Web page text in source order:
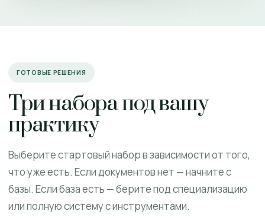
ГОТОВЫЕ РЕШЕНИЯ
Три набора под вашу
практику
Выберите стартовый набор в зависимости от того,
что уже есть. Если документов нет — начните с
базы. Если база есть — берите под специализацию
или полную систему с инструментами.